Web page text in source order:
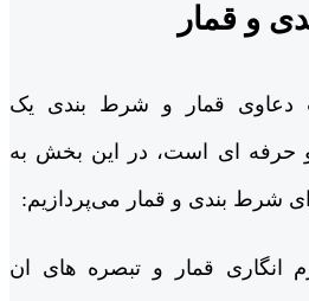
و قمار
دعاوی قمار و شرط بندی یک
حرفه ای است، در این بخش به
شرط بندی و قمار می‌پردازیم:
تا 708 به جرم انگاری قمار و تبصره های ان